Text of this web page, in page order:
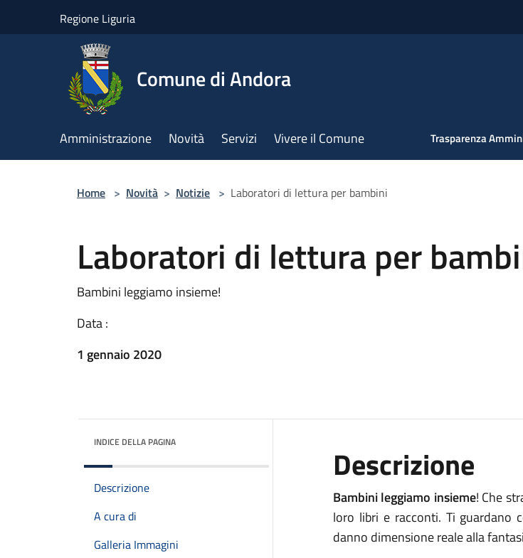
Regione Liguria
Comune di Andora
Amministrazione Novità Servizi Vivere il Comune Trasparenza
Home > Novità > Notizie > Laboratori di lettura per bambini
Laboratori di lettura per
Bambini leggiamo insieme!
Data :
1 gennaio 2020
INDICE DELLA PAGINA
Descrizione
A cura di
Galleria Immagini
Descrizione
Bambini leggiamo insieme! Che
loro libri e racconti. Ti guardano
danno dimensione reale alla